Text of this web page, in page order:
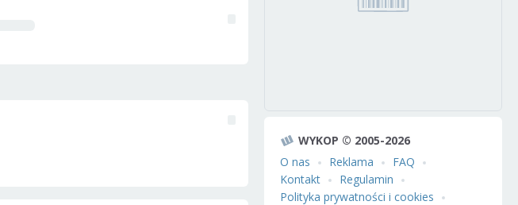
WYKOP © 2005-2026
O nas
Reklama
FAQ
Kontakt
Regulamin
Polityka prywatności i cookies